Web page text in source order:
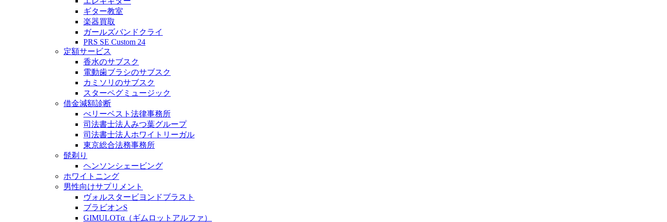
ギター教室
楽器買取
ガールズバンドクライ
PRS SE Custom 24
定額サービス
香水のサブスク
電動歯ブラシのサブスク
カミソリのサブスク
スターペグミュージック
借金減額診断
べリーベスト法律事務所
司法書士法人みつ葉グループ
司法書士法人ホワイトリーガル
東京総合法務事務所
髭剃り
ヘンソンシェービング
ホワイトニング
男性向けサプリメント
ヴォルスタービヨンドブラスト
ブラビオンS
GIMULOTα（ギムロットアルファ）